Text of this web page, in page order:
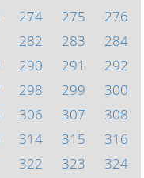
274 275
276
282 283
284
290 291
292
298 299
300
306 307
308
314 315
316
322 323
324